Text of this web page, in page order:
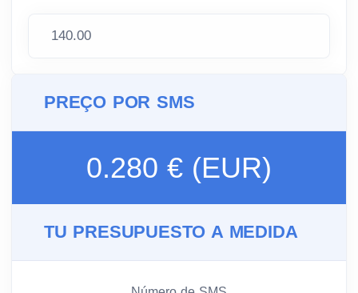
PREÇO POR SMS
0.280 € (EUR)
TU PRESUPUESTO A MEDIDA